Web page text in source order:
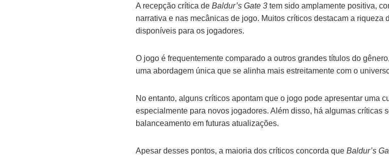
A recepção crítica de Baldur’s Gate 3tem sido amplamente positiva,
narrativa e nas mecânicas de jogo. Muitos críticos destacam a
disponíveis para os jogadores.
O jogo é frequentemente comparado a outros grandes títulos do
uma abordagem única que se alinha mais estreitamente com o
No entanto, alguns críticos apontam que o jogo pode apresentar uma
especialmente para novos jogadores. Além disso, há algumas críticas
balanceamento em futuras atualizações.
Apesar desses pontos, a maioria dos críticos concorda que Baldur’s